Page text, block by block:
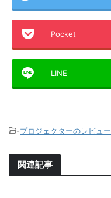
Pocket
LINE
-プロジェクターのレビュー
関連記事